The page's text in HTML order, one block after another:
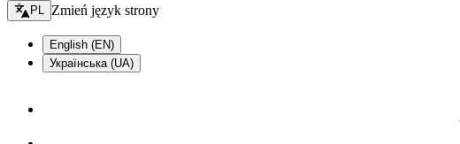
Zmień język - bieżący:
PL Zmień język strony
English (EN)
Українська (UA)